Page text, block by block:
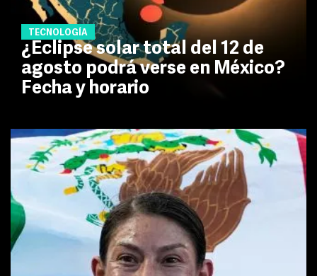
TECNOLOGÍA
¿Eclipse solar total del 12 de
agosto podrá verse en México?
Fecha y horario